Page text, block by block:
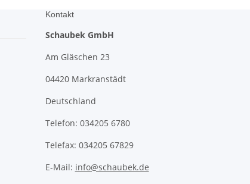
Kontakt
Schaubek GmbH
Am Gläschen 23
04420 Markranstädt
Deutschland
Telefon: 034205 6780
Telefax: 034205 67829
E-Mail: info@schaubek.de